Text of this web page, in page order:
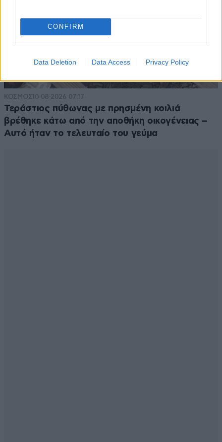
CONFIRM
Data Deletion Data Access Privacy Policy
ΚΟΣΜΟΣ10·08·2026 07:17
Τεράστιος πύθωνας με πρησμένη κοιλιά
βρέθηκε κάτω από την αποθήκη οικογένειας –
Αυτό ήταν το τελευταίο του γεύμα